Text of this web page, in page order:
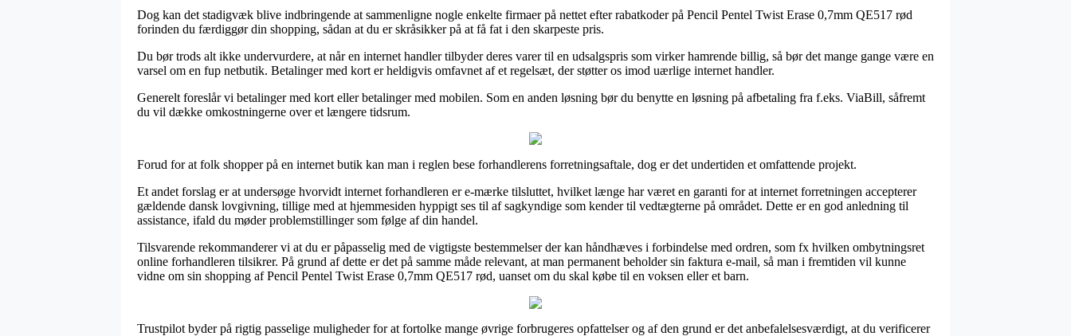
Dog kan det stadigvæk blive indbringende at sammenligne nogle enkelte firmaer på nettet efter rabatkoder på Pencil Pentel Twist Erase 0,7mm QE517 rød
forinden du færdiggør din shopping, sådan at du er skråsikker på at få fat i den skarpeste pris.
Du bør trods alt ikke undervurdere, at når en internet handler tilbyder deres varer til en udsalgspris som virker hamrende billig, så bør det mange gange være en
varsel om en fup netbutik. Betalinger med kort er heldigvis omfavnet af et regelsæt, der støtter os imod uærlige internet handler.
Generelt foreslår vi betalinger med kort eller betalinger med mobilen. Som en anden løsning bør du benytte en løsning på afbetaling fra f.eks. ViaBill, såfremt
du vil dække omkostningerne over et længere tidsrum.
Forud for at folk shopper på en internet butik kan man i reglen bese forhandlerens forretningsaftale, dog er det undertiden et omfattende projekt.
Et andet forslag er at undersøge hvorvidt internet forhandleren er e-mærke tilsluttet, hvilket længe har været en garanti for at internet forretningen accepterer
gældende dansk lovgivning, tillige med at hjemmesiden hyppigt ses til af sagkyndige som kender til vedtægterne på området. Dette er en god anledning til
assistance, ifald du møder problemstillinger som følge af din handel.
Tilsvarende rekommanderer vi at du er påpasselig med de vigtigste bestemmelser der kan håndhæves i forbindelse med ordren, som fx hvilken ombytningsret
online forhandleren tilsikrer. På grund af dette er det på samme måde relevant, at man permanent beholder sin faktura e-mail, så man i fremtiden vil kunne
vidne om sin shopping af Pencil Pentel Twist Erase 0,7mm QE517 rød, uanset om du skal købe til en voksen eller et barn.
Trustpilot byder på rigtig passelige muligheder for at fortolke mange øvrige forbrugeres opfattelser og af den grund er det anbefalelsesværdigt, at du verificerer